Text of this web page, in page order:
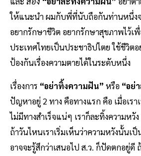
ให้แนะนำ ผมกับพี่ที่นับถือกันท่านหนึ่ง
อยากรักษาชีวิต อยากรักษาสุขภาพไว้เ
ประเทศไทยเป็นประชาธิปไตย ใช้ชีวิต
ป้องกันเรื่องความตายได้ในระดับหนึ่ง
เรื่องการ “อย่าทิ้งความฝัน” หรือ “อย่
ปัญหาอยู่ 2 ทาง คือทางแรก คือ เมื่อเร
ไม่มีทางสำเร็จแน่ๆ เราก็ละทิ้งความห
ถ้าวันไหนเราเริ่มเห็นว่าความหวังนั้นเ
อาจจะรู้สึกว่าเสนอไป ส.ว. ก็ปัดตกอยู่ดี